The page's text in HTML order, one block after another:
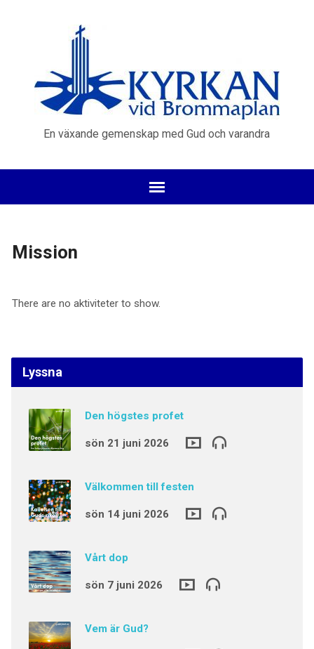
En växande gemenskap med Gud och varandra
Mission
There are no aktiviteter to show.
Lyssna
Den högstes profet
sön 21 juni 2026
Välkommen till festen
sön 14 juni 2026
Vårt dop
sön 7 juni 2026
Vem är Gud?